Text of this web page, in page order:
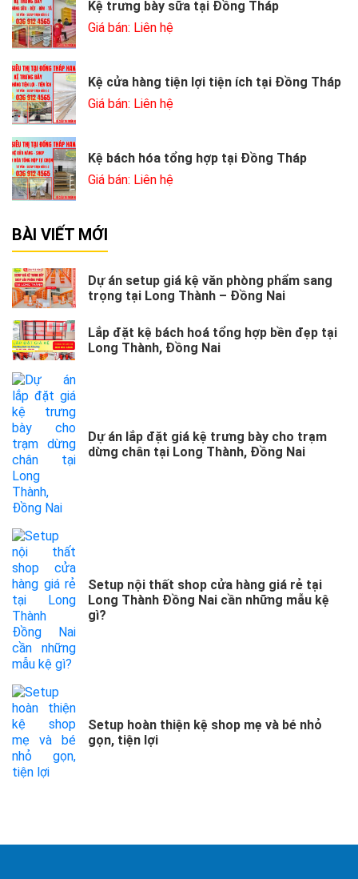
Kệ trưng bày sữa tại Đồng Tháp
Giá bán: Liên hệ
Kệ cửa hàng tiện lợi tiện ích tại Đồng Tháp
Giá bán: Liên hệ
Kệ bách hóa tổng hợp tại Đồng Tháp
Giá bán: Liên hệ
BÀI VIẾT MỚI
Dự án setup giá kệ văn phòng phẩm sang
trọng tại Long Thành – Đồng Nai
Lắp đặt kệ bách hoá tổng hợp bền đẹp tại
Long Thành, Đồng Nai
Dự án lắp đặt giá kệ trưng bày cho trạm
dừng chân tại Long Thành, Đồng Nai
Setup nội thất shop cửa hàng giá rẻ tại
Long Thành Đồng Nai cần những mẫu kệ
gì?
Setup hoàn thiện kệ shop mẹ và bé nhỏ
gọn, tiện lợi